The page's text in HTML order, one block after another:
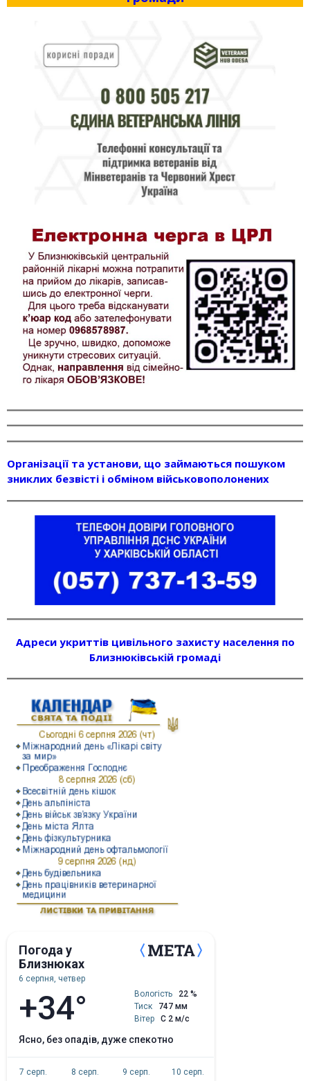
Організації та установи, що займаються пошуком
зниклих безвісті і обміном військовополонених
Адреси укриттів цивільного захисту населення по
Близнюківській громаді
Погода у
Близнюках
6 серпня, четвер
+34° Вологість
22 %
Тиск
747 мм
Вітер
С 2 м/с
ясно, без опадів, дуже спекотно
7 серп. 8 серп. 9 серп. 10 серп.